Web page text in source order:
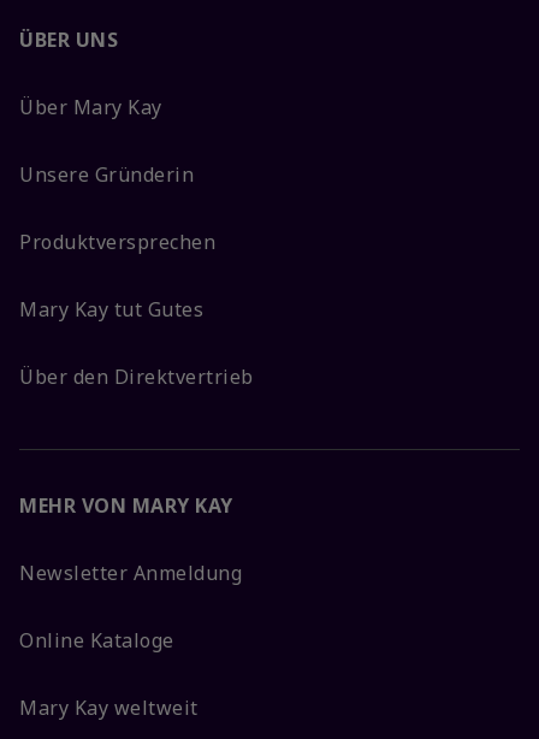
ÜBER UNS
Über Mary Kay
Unsere Gründerin
Produktversprechen
Mary Kay tut Gutes
Über den Direktvertrieb
MEHR VON MARY KAY
Newsletter Anmeldung
Online Kataloge
Mary Kay weltweit